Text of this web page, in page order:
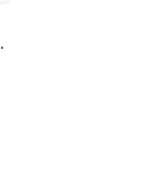
– trio